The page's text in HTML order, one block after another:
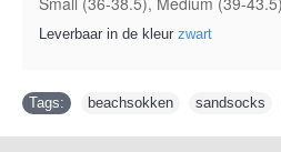
Leverbaar in de kleur zwart
Tags: beachsokken sandsocks